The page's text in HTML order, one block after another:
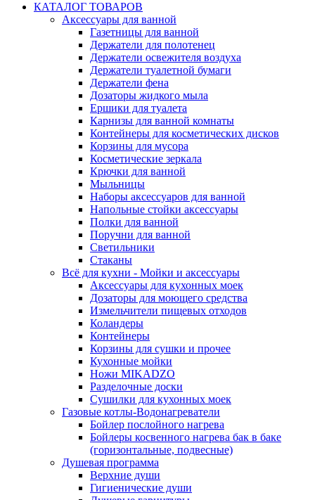
КАТАЛОГ ТОВАРОВ
Аксессуары для ванной
Газетницы для ванной
Держатели для полотенец
Держатели освежителя воздуха
Держатели туалетной бумаги
Держатели фена
Дозаторы жидкого мыла
Ершики для туалета
Карнизы для ванной комнаты
Контейнеры для косметических дисков
Корзины для мусора
Косметические зеркала
Крючки для ванной
Мыльницы
Наборы аксессуаров для ванной
Напольные стойки аксессуары
Полки для ванной
Поручни для ванной
Светильники
Стаканы
Всё для кухни - Мойки и аксессуары
Аксессуары для кухонных моек
Дозаторы для моющего средства
Измельчители пищевых отходов
Коландеры
Контейнеры
Корзины для сушки и прочее
Кухонные мойки
Ножи MIKADZO
Разделочные доски
Сушилки для кухонных моек
Газовые котлы-Водонагреватели
Бойлер послойного нагрева
Бойлеры косвенного нагрева бак в баке
(горизонтальные, подвесные)
Душевая программа
Верхние души
Гигиенические души